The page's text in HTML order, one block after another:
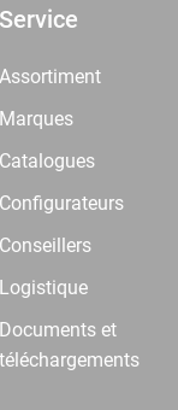
Service
Assortiment
Marques
Catalogues
Configurateurs
Conseillers
Logistique
Documents et
téléchargements